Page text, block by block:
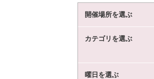
開催場所を選ぶ
カテゴリを選ぶ
曜日を選ぶ